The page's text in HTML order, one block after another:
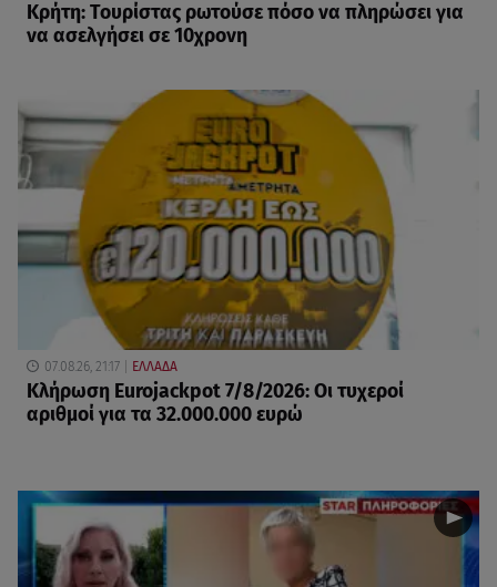
Κρήτη: Τουρίστας ρωτούσε πόσο να πληρώσει για
να ασελγήσει σε 10χρονη
07.08.26, 21:17 ΕΛΛΑΔΑ
Κλήρωση Eurojackpot 7/8/2026: Οι τυχεροί
αριθμοί για τα 32.000.000 ευρώ